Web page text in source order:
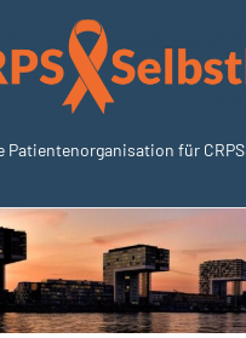
Patientenorganisation für CRPS